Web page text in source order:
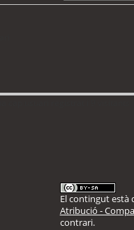
El contingut està
Atribució -
contrari.